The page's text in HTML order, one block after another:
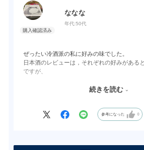
ななな
年代:50代
ぜったい冷酒派の私に好みの味でした。
日本酒のレビューは，それぞれの好みがある
ですが、
続きを読む
参考になった 0